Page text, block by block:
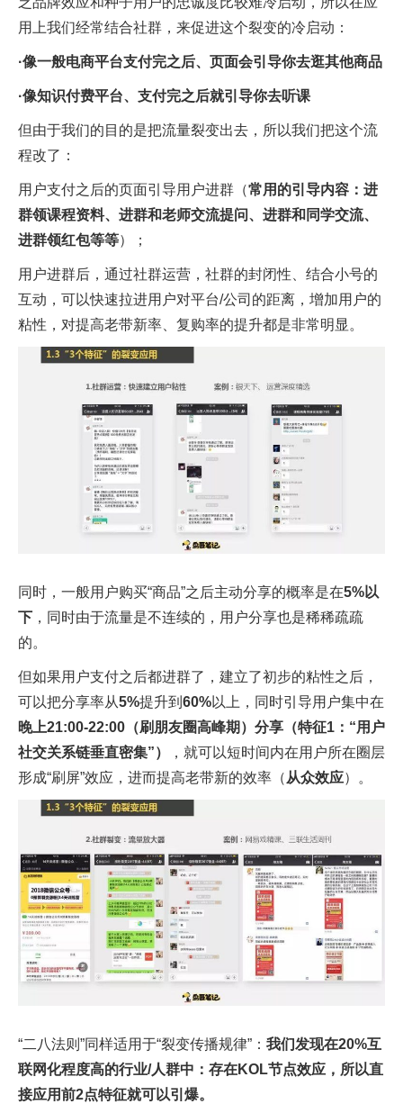
用上我们经常结合社群，来促进这个裂变的冷启动：
·像一般电商平台支付完之后、页面会引导你去逛其他商品
·像知识付费平台、支付完之后就引导你去听课
但由于我们的目的是把流量裂变出去，所以我们把这个流
程改了：
用户支付之后的页面引导用户进群（常用的引导内容：进
群领课程资料、进群和老师交流提问、进群和同学交流、
进群领红包等等）；
用户进群后，通过社群运营，社群的封闭性、结合小号的
互动，可以快速拉进用户对平台/公司的距离，增加用户的
粘性，对提高老带新率、复购率的提升都是非常明显。
同时，一般用户购买“商品”之后主动分享的概率是在5%以
下 ，同时由于流量是不连续的，用户分享也是稀稀疏疏
的。
但如果用户支付之后都进群了，建立了初步的粘性之后，
可以把分享率从5%提升到 60%以上，同时引导用户集中在
晚上21:00-22:00（刷朋友圈高峰期）分享（特征1：“用户
社交关系链垂直密集”）
，就可以短时间内在用户所在圈层
形成“刷屏”效应，进而提高老带新的效率（ 从众效应）。
“二八法则”同样适用于“裂变传播规律”： 我们发现在20%互
联网化程度高的行业/人群中：存在KOL节点效应，所以直
接应用前2点特征就可以引爆。